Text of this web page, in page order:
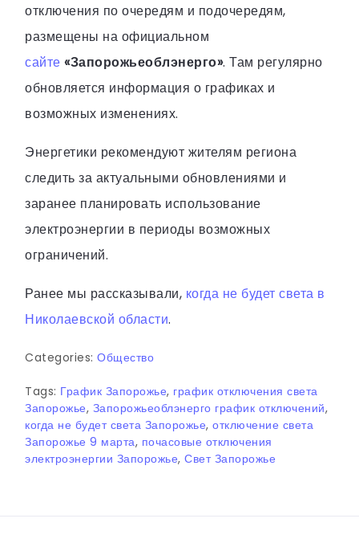
отключения по очередям и подочередям,
размещены на официальном
сайте «Запорожьеоблэнерго». Там регулярно
обновляется информация о графиках и
возможных изменениях.
Энергетики рекомендуют жителям региона
следить за актуальными обновлениями и
заранее планировать использование
электроэнергии в периоды возможных
ограничений.
Ранее мы рассказывали, когда не будет света в
Николаевской области.
Categories: Общество
Tags: График Запорожье, график отключения света
Запорожье, Запорожьеоблэнерго график отключений,
когда не будет света Запорожье, отключение света
Запорожье 9 марта, почасовые отключения
электроэнергии Запорожье, Свет Запорожье